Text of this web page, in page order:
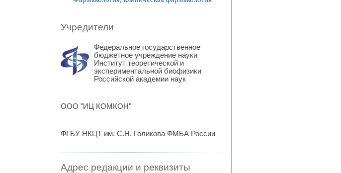
Учредители
Федеральное государственное
бюджетное учреждение науки
Институт теоретической и
экспериментальной биофизики
Российской академии наук
ООО "ИЦ КОМКОН"
ФГБУ НКЦТ им. С.Н. Голикова ФМБА России
Адрес редакции и реквизиты